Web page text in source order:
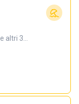
e altri 3…